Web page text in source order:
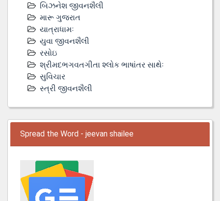
બિઝનેશ જીવનશૈલી
મારૂ ગુજરાત
યાત્રાધામઃ
યુવા જીવનશૈલી
રસોઇ
શ્રીમદભગવતગીતા શ્લોક ભાષાંતર સાથેઃ
સુવિચાર
સ્ત્રી જીવનશૈલી
Spread the Word - jeevan shailee